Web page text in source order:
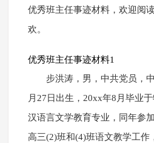
优秀班主任事迹材料，欢迎阅
欢。
优秀班主任事迹材料1
步洪涛，男，中共党员，
月27日出生，20xx年8月毕业
汉语言文学教育专业，同年参
高三(2)班和(4)班语文教学工作